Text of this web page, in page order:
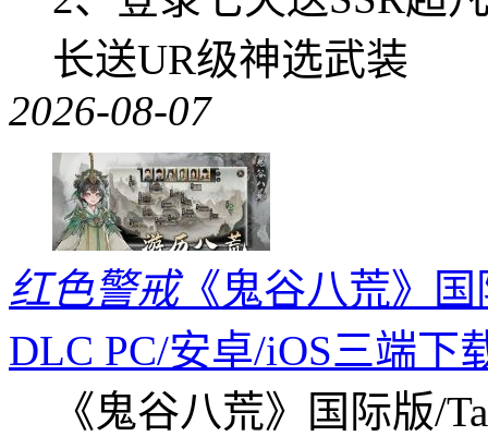
长送UR级神选武装
2026-08-07
红色警戒《鬼谷八荒》国
DLC PC/安卓/iOS三端下
《鬼谷八荒》国际版/